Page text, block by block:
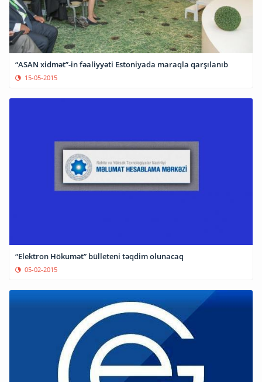
“ASAN xidmət”-in fəaliyyəti Estoniyada maraqla qarşılanıb
15-05-2015
“Elektron Hökumət” bülleteni təqdim olunacaq
05-02-2015